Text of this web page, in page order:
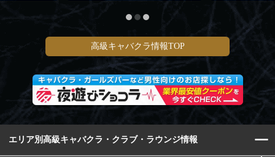
高級キャバクラ情報TOP
エリア別高級キャバクラ・クラブ・ラウンジ情報